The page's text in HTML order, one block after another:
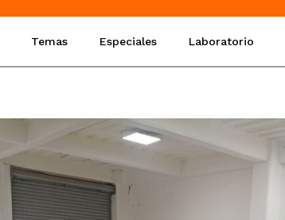
Temas Especiales Laboratorio